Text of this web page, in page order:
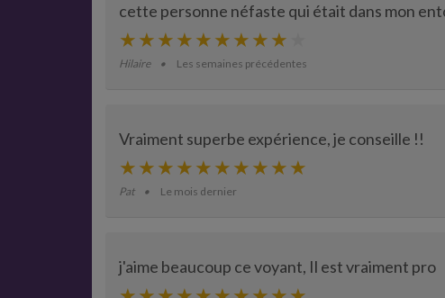
cette personne néfaste qui était dans mon
Hilaire Les semaines précédentes
Vraiment superbe expérience, je conseille !!
Pat Le mois dernier
j'aime beaucoup ce voyant, Il est vraiment pro